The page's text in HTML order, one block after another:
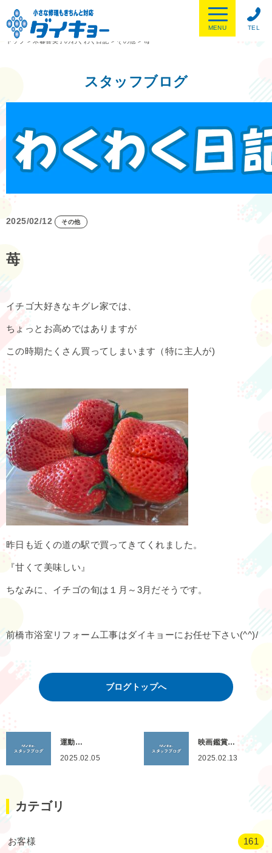
TEL
MENU
トップ
> 木暮喜美子のわくわく日記 > その他 > 苺
スタッフブログ
2025/02/12 その他
苺
イチゴ大好きなキグレ家では、
ちょっとお高めではありますが
この時期たくさん買ってしまいます（特に主人が)
昨日も近くの道の駅で買ってきてくれました。
『甘くて美味しい』
ちなみに、イチゴの旬は１月～3月だそうです。
前橋市浴室リフォーム工事はダイキョーにお任せ下さい(^^)/
ブログトップへ
運動…
2025.02.05
映画鑑賞…
2025.02.13
カテゴリ
お客様 161